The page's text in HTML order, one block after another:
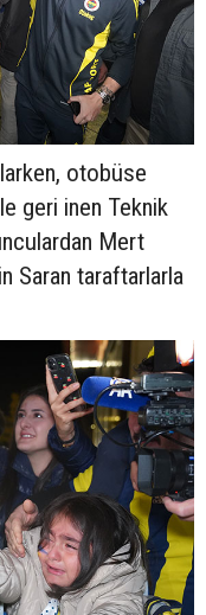
otobüse
geri inen Teknik
Mert
Saran taraftarlarla